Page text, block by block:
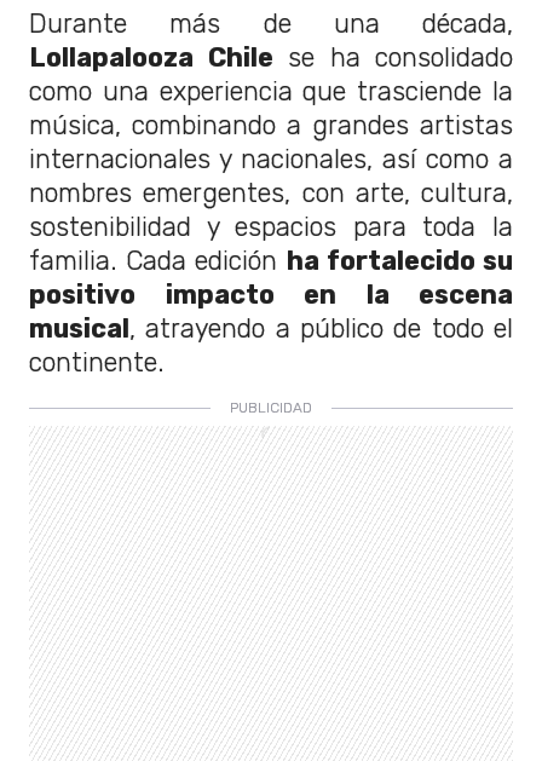
Durante más de una década,
Lollapalooza Chile se ha consolidado
como una experiencia que trasciende la
música, combinando a grandes artistas
internacionales y nacionales, así como a
nombres emergentes, con arte, cultura,
sostenibilidad y espacios para toda la
familia. Cada edición ha fortalecido su
positivo impacto en la escena
musical, atrayendo a público de todo el
continente.